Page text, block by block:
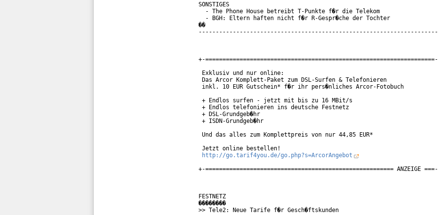
SONSTIGES
  - The Phone House betreibt T-Punkte f�r die Telekom
  - BGH: Eltern haften nicht f�r R-Gespr�che der Tochter
��
+-
Exklusiv und nur online:
Das Arcor Komplett-Paket zum DSL-Surfen & Telefonieren
inkl. 10 EUR Gutschein* f�r ihr pers�nliches Arcor-Fotobuch
+ Endlos surfen - jetzt mit bis zu 16 MBit/s
+ Endlos telefonieren ins deutsche Festnetz
+ DSL-Grundgeb�hr
+ ISDN-Grundgeb�hr
Und das alles zum Komplettpreis von nur 44,85 EUR*
Jetzt online bestellen!
http://go.tarif4you.de/go.php?s=ArcorAngebot
+-======================================================= ANZEIGE
FESTNETZ
��������
>> Tele2: Neue Tarife f�r Gesch�ftskunden